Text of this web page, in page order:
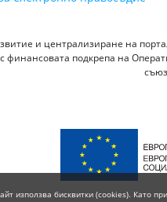
и централизиране на
финансовата подкрепа на
използва бисквитки (cookies). Като